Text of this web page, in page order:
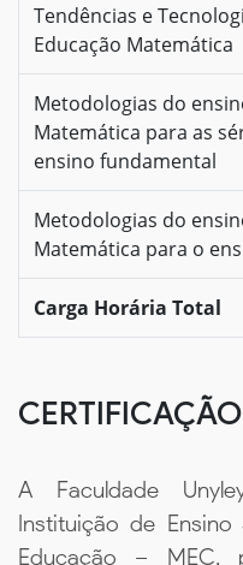
Tendências e
Educação Matemática
Metodologias do
Matemática para as
ensino fundamental
Metodologias do
Matemática para o
Carga Horária Total
CERTIFICAÇÃO
A Faculdade
Instituição de
Educação –